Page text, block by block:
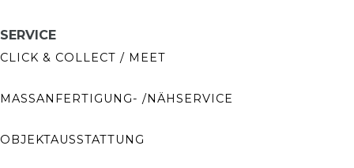
SERVICE
CLICK & COLLECT / MEET
MASSANFERTIGUNG- /NÄHSERVICE
OBJEKTAUSSTATTUNG